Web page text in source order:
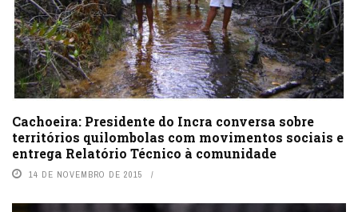
Cachoeira: Presidente do Incra conversa sobre
territórios quilombolas com movimentos sociais e
entrega Relatório Técnico à comunidade
14 DE NOVEMBRO DE 2015